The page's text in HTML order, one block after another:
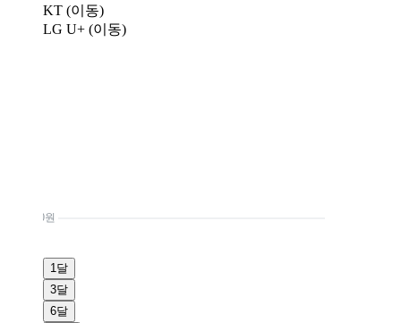
KT (이동)
LG U+ (이동)
0원
1달
3달
6달